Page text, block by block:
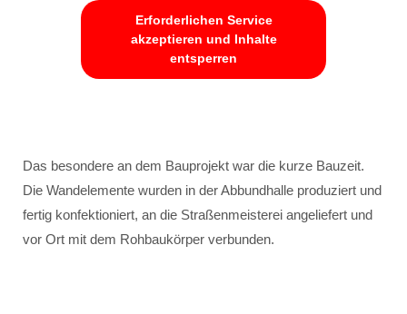
Erforderlichen Service
akzeptieren und Inhalte
entsperren
Das besondere an dem Bauprojekt war die kurze Bauzeit.
Die Wandelemente wurden in der Abbundhalle produziert und
fertig konfektioniert, an die Straßenmeisterei angeliefert und
vor Ort mit dem Rohbaukörper verbunden.